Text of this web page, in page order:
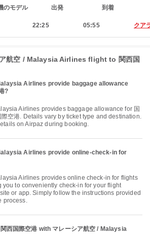
のモデル 出発 到着
22:25 05:55 クア
航空 / Malaysia Airlines flight to 関西国
Airlines provide baggage allowance
?
際空港. Details vary by ticket type and destination.
on Airpaz during booking.
Airlines provide online-check-in for
you to conveniently check-in for your flight
or app. Simply follow the instructions provided
process.
西国際空港 with マレーシア航空 / Malaysia